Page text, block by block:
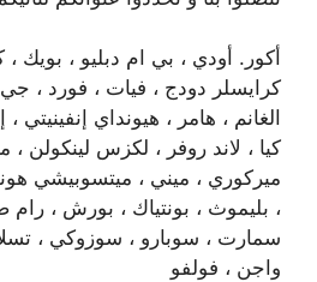
أكور. أودي ، بي ام دبليو ، بويك ،
كرايسلر دودج ، فيات ، فورد ،
الغانم ، هامر ، هيونداي
كيا ، لاند روفر ، لكزس لينكولن
ميركوري ، ميني ، ميتسوبيشي
، بليموث ، بونتياك ، بورش ،
سمارت ، سوبارو ، سوزوكي ،
واجن ، فولفو